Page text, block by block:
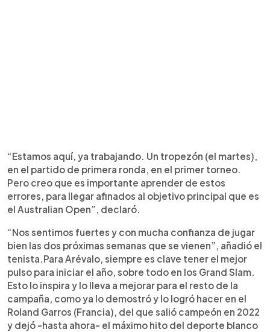
“Estamos aquí, ya trabajando. Un tropezón (el martes),
en el partido de primera ronda, en el primer torneo.
Pero creo que es importante aprender de estos
errores, para llegar afinados al objetivo principal que es
el Australian Open”, declaró.
“Nos sentimos fuertes y con mucha confianza de jugar
bien las dos próximas semanas que se vienen”, añadió el
tenista.Para Arévalo, siempre es clave tener el mejor
pulso para iniciar el año, sobre todo en los Grand Slam.
Esto lo inspira y lo lleva a mejorar para el resto de la
campaña, como ya lo demostró y lo logró hacer en el
Roland Garros (Francia), del que salió campeón en 2022
y dejó -hasta ahora- el máximo hito del deporte blanco